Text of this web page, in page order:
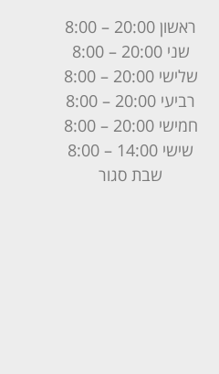
ראשון 20:00 – 8:00
שני20:00 – 8:00
שלישי20:00 – 8:00
רביעי 20:00 – 8:00
חמישי20:00 – 8:00
שישי 14:00 – 8:00
שבת סגור